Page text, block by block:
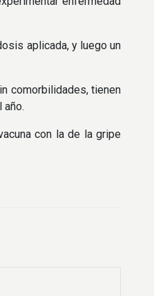
aplicada, y luego un
comorbilidades, tienen
año.
con la de la gripe